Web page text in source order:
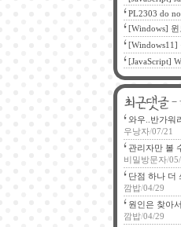
PL2303 do
[Windows] 윈
[Windows11]
[JavaScript]
와우..반가워
우낭자/07/21
관리자만 볼
비밀방문자/
단점 하나 더
깜밥/04/29
원인은 찾아
깜밥/04/29